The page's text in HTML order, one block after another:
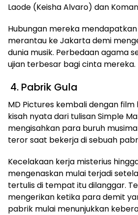
Laode (Keisha Alvaro) dan
Hubungan mereka mendapatkan
merantau ke Jakarta demi
dunia musik. Perbedaan agama
ujian terbesar bagi cinta mereka.
4. Pabrik Gula
MD Pictures kembali dengan
kisah nyata dari tulisan Simple
mengisahkan para buruh
teror saat bekerja di sebuah
Kecelakaan kerja misterius
mengenaskan mulai terjadi
tertulis di tempat itu dilanggar.
mengerikan ketika para demit
pabrik mulai menunjukkan